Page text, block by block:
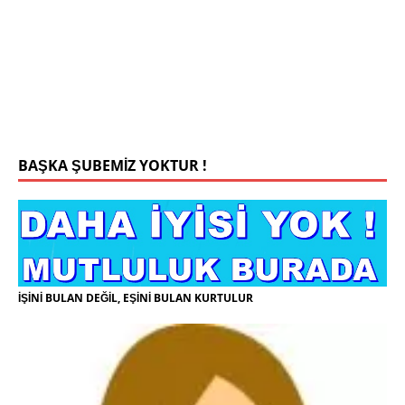
BAŞKA ŞUBEMİZ YOKTUR !
İŞİNİ BULAN DEĞİL, EŞİNİ BULAN KURTULUR